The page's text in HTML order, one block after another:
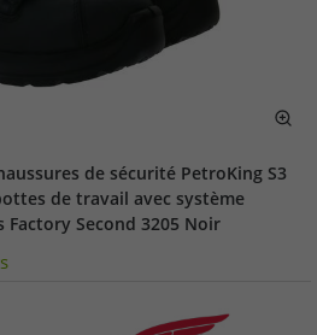
de sécurité PetroKing S3
de travail avec système
Factory Second 3205 Noir